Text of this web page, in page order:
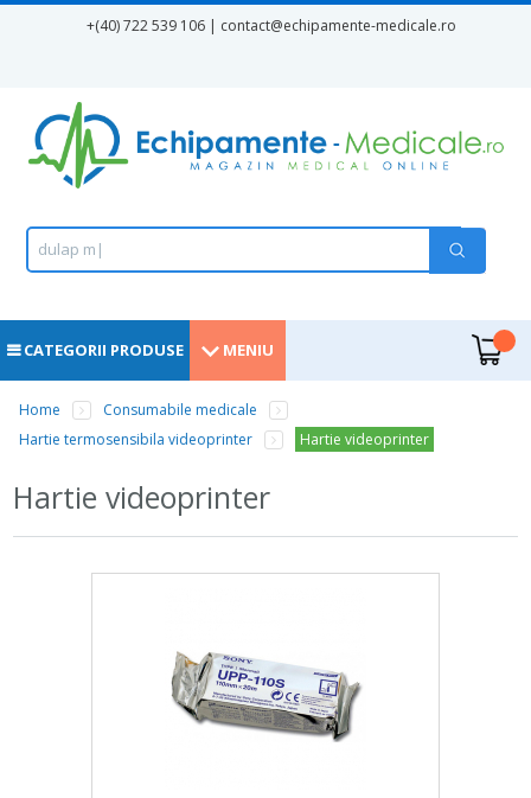
+(40) 722 539 106 | contact@echipamente-medicale.ro
Formular de căutare
Căutare
.dulap m e
MENIU
CATEGORII PRODUSE
Eşti aici
Home
Consumabile medicale
Hartie termosensibila videoprinter
Hartie videoprinter
Hartie videoprinter